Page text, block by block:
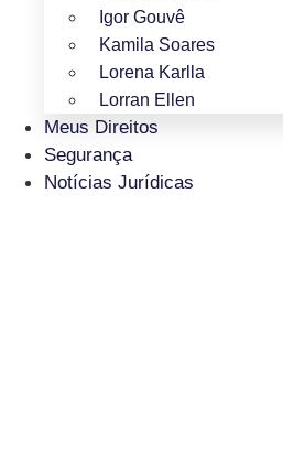
Igor Gouvê
Kamila Soares
Lorena Karlla
Lorran Ellen
Meus Direitos
Segurança
Notícias Jurídicas